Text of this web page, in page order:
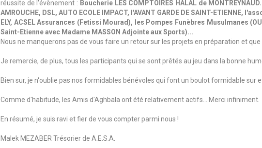
réussite de l'évènement : Boucherie LES COMPTOIRES HALAL de
AMROUCHE, DSL, AUTO ECOLE IMPACT, l'AVANT GARDE DE SAINT-ETIENNE,
ELY, ACSEL Assurances (Fetissi Mourad), les Pompes Funèbres Musulmanes
Saint-Etienne avec Madame MASSON Adjointe aux Sports)...
Nous ne manquerons pas de vous faire un retour sur les projets en préparation et
Je remercie, de plus, tous les participants qui se sont prêtés au jeu dans la bonne
Bien sur, je n'oublie pas nos formidables bénévoles qui font un boulot formidable sur
Comme d'habitude, les Amis d'Aghbala ont été relativement actifs... Merci infiniment.
En résumé, je suis ravi et fier de vous compter parmi nous !
Malek MEZABER Trésorier de A.E.S.A.